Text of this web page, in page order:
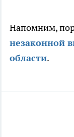
Напомним,
незаконной
области.